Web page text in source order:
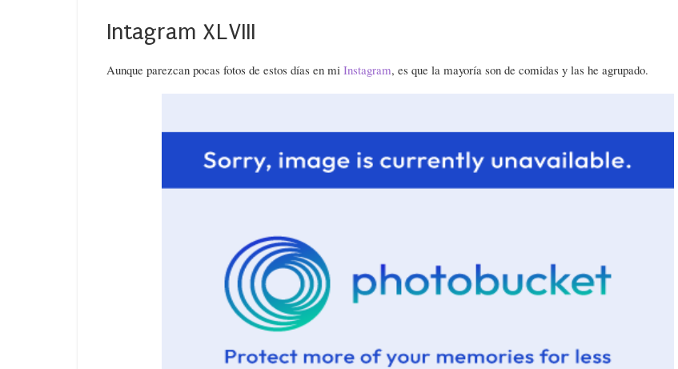
Intagram XLVIII
Aunque parezcan pocas fotos de estos días en mi Instagram, es que la mayoría son de comidas y las he agrupado.